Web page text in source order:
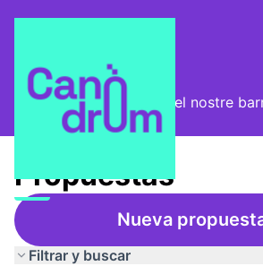
Propuestas
Propuestas
Nueva
Filtrar y buscar